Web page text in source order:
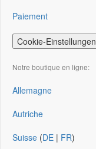
Paiement
Cookie-Einstellungen
Notre boutique en ligne:
Allemagne
Autriche
Suisse (DE | FR)